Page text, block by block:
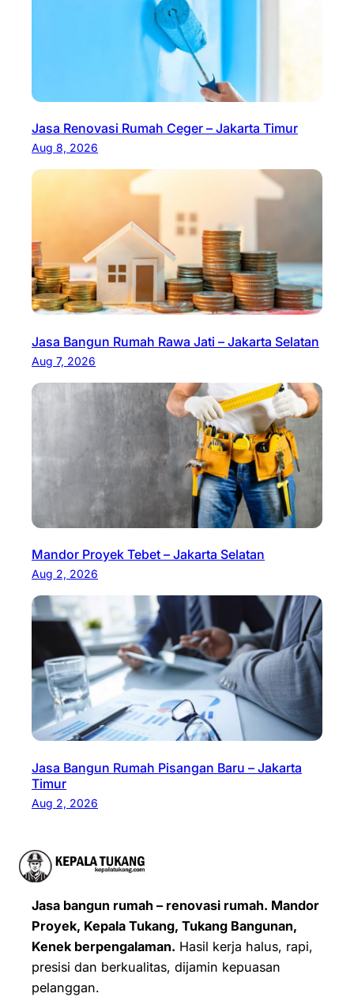
Jasa Renovasi Rumah Ceger – Jakarta Timur
Aug 8, 2026
Jasa Bangun Rumah Rawa Jati – Jakarta Selatan
Aug 7, 2026
Mandor Proyek Tebet – Jakarta Selatan
Aug 2, 2026
Jasa Bangun Rumah Pisangan Baru – Jakarta
Timur
Aug 2, 2026
Jasa bangun rumah – renovasi rumah. Mandor
Proyek, Kepala Tukang, Tukang Bangunan,
Kenek berpengalaman. Hasil kerja halus, rapi,
presisi dan berkualitas, dijamin kepuasan
pelanggan.